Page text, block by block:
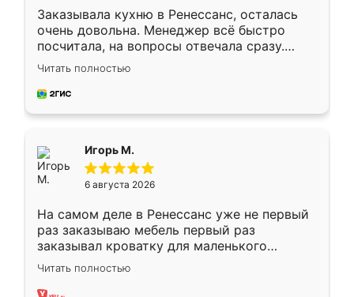
Заказывала кухню в Ренессанс, осталась
очень довольна. Менеджер всё быстро
посчитала, на вопросы отвечала сразу.
Замерщик приехал в субботу, подошёл к
делу со всей ответственностью. Собрали
за день, ребята работали аккуратно, даже
Читать полностью
Игорь М.
6 августа 2026
На самом деле в Ренессанс уже не первый
раз заказываю мебель первый раз
заказывал кроватку для маленького
ребёнка при его рождении ,во второй раз
заказал шкаф-купе. По качеству очень
хорошее сборка достаточно быстрая,
Читать полностью